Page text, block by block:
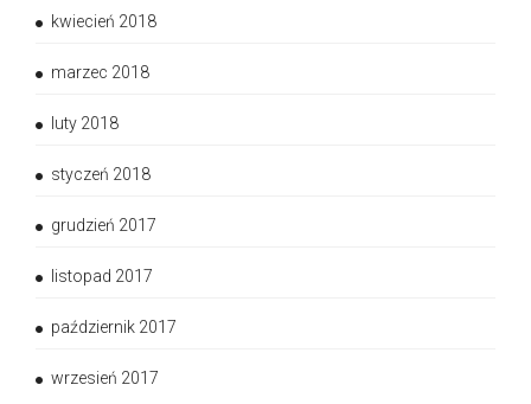
kwiecień 2018
marzec 2018
luty 2018
styczeń 2018
grudzień 2017
listopad 2017
październik 2017
wrzesień 2017